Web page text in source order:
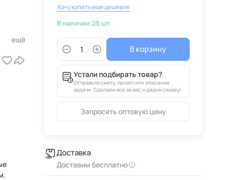
Хочу купить еще дешевле
В наличии:25 шт
В корзину
Устали подбирать товар?
Отправьте смету, проект или описание
задачи. Сделаем всё за вас и дадим скидку!
Запросить оптовую цену
Доставка
Доставим бесплатно